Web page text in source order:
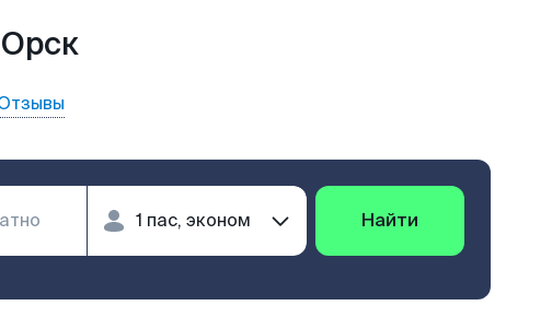
Найти